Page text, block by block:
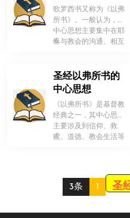
歌罗西书又称为《以弗
所书》。一般认为，其
中心思想主要集中在耶
稣与教会的沟通、相互
！
圣经以弗所书的
中心思想
《以弗所书》是基督教
经典之一，其中心思想
主要涉及到信仰、救
赎、道德、教会生活等
！
3条 1 圣